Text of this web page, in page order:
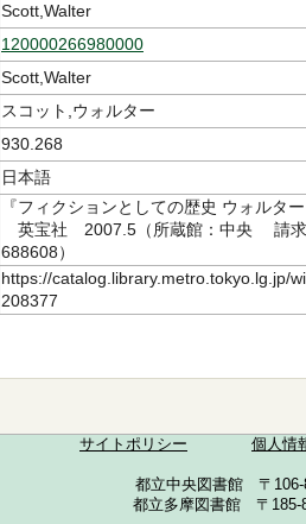
Scott,Walter
120000266980000
Scott,Walter
スコット,ウォルター
930.268
日本語
『フィクションとしての歴史 ウォル
英宝社 2007.5（所蔵館：中央 請
688608）
https://catalog.library.metro.tokyo.lg.jp/
208377
サイトポリシー 個人情
都立中央図書館 〒
都立多摩図書館 〒185-